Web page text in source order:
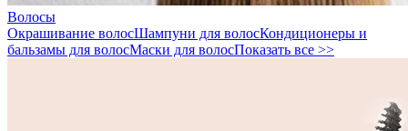
Волосы
Окрашивание волосШампуни для волосКондиционеры и
бальзамы для волосМаски для волосПоказать все >>